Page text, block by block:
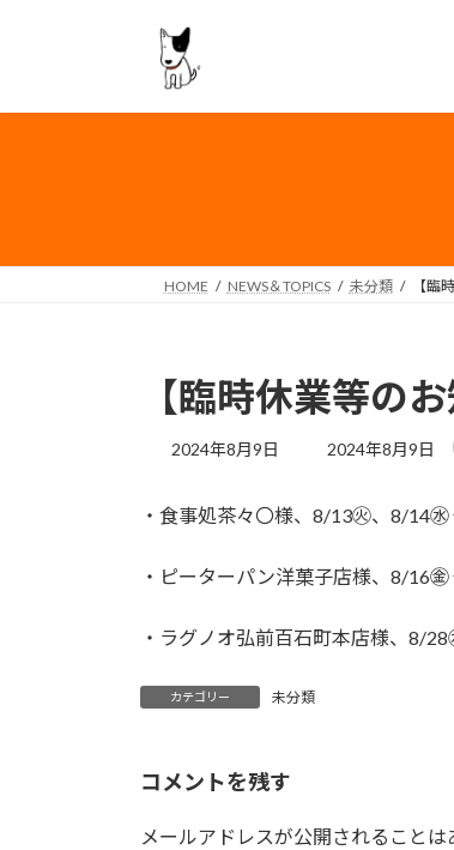
プ
動
HOME NEWS＆TOPICS 未分類 【臨
【臨時休業等のお
2024年8月9日
最
新
時
2024年8月9日
・食事処茶々〇様、8/13㊋、8/14㊌
・ピーターパン洋菓子店様、8/16㊎
・ラグノオ弘前百石町本店様、8/
カテゴリー 未分類
コメントを残す
メールアドレスが公開されることは